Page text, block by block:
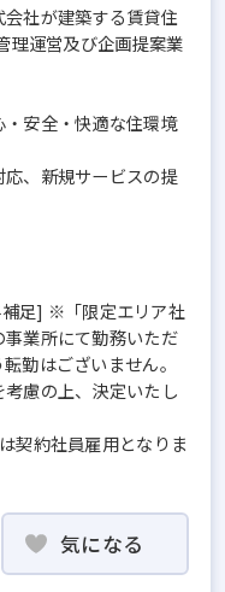
社が建築する賃貸住
理運営及び企画提案業
安全・快適な住環境
、新規サービスの提
足] ※「限定エリア社
業所にて勤務いただ
勤はございません。
慮の上、決定いたし
契約社員雇用となりま
気になる